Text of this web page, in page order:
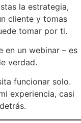
la estrategia,
cliente y tomas
tomar por ti.
en un webinar – es
verdad.
funcionar solo.
experiencia, casi